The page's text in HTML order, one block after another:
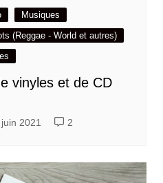
Musiques
(Reggae - World et autres)
vinyles et de CD
2021 2